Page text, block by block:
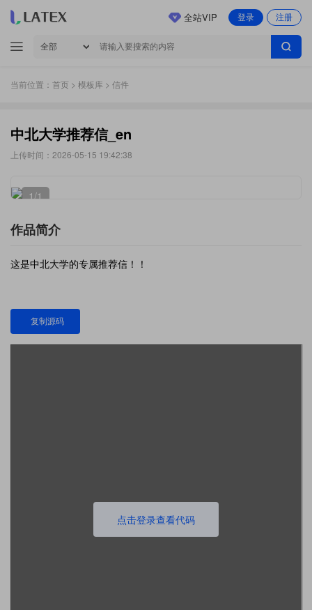
登录 注册
全站VIP
当前位置： 首页 > 模板库 > 信件
中北大学推荐信_en
上传时间：2026-05-15 19:42:38
1/1
作品简介
这是中北大学的专属推荐信！！
复制源码
点击登录查看代码